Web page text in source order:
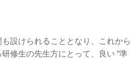
設けられることとなり、これから
修生の先生方にとって、良い “準